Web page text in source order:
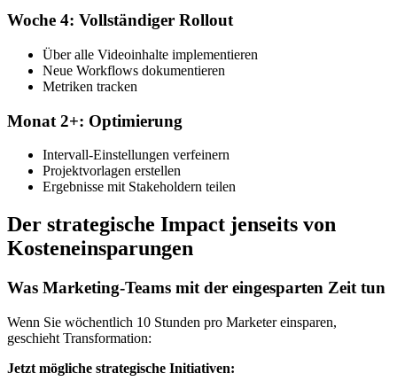
Woche 4: Vollständiger Rollout
Über alle Videoinhalte implementieren
Neue Workflows dokumentieren
Metriken tracken
Monat 2+: Optimierung
Intervall-Einstellungen verfeinern
Projektvorlagen erstellen
Ergebnisse mit Stakeholdern teilen
Der strategische Impact jenseits von
Kosteneinsparungen
Was Marketing-Teams mit der eingesparten Zeit tun
Wenn Sie wöchentlich 10 Stunden pro Marketer einsparen,
geschieht Transformation:
Jetzt mögliche strategische Initiativen: